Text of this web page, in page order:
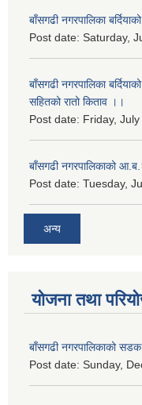
बाँसगढी नगरपालिका
Post date: Saturday,
बाँसगढी नगरपालिका
सहितको रातो किताव ।।
Post date: Friday,
बाँसगढी नगरपालिकाको
Post date: Tuesday,
अन्य
योजना तथा
बाँसगढी नगरपालिकाको
Post date: Sunday,